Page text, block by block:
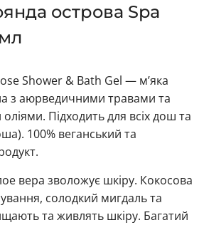
острова Spa
Shower & Bath Gel — м’яка
з аюрведичними травами та
Підходить для всіх дош та
100% веганський та
вера зволожує шкіру. Кокосова
солодкий мигдаль та
та живлять шкіру. Багатий